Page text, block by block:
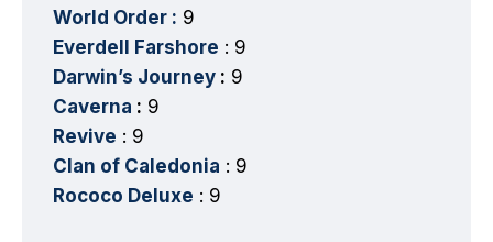
World Order : 9
Everdell Farshore : 9
Darwin’s Journey : 9
Caverna : 9
Revive : 9
Clan of Caledonia : 9
Rococo Deluxe : 9